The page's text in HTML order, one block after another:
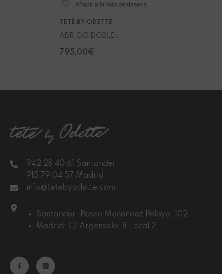
Añadir a la lista de deseos
VENDEDOR:
TETÉ BY ODETTE
ABRIGO DOBLE
BOTONADURA
795,00€
942 28 40 61 Santander
915 79 04 57 Madrid
info@tetebyodette.com
Santander: Paseo Menéndez Pelayo, 102
Madrid: C/ Argensola, 8 Local 2